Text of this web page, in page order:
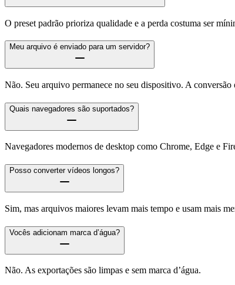
O preset padrão prioriza qualidade e a perda costuma ser
Meu arquivo é enviado para um servidor?
Não. Seu arquivo permanece no seu dispositivo. A conversão
Quais navegadores são suportados?
Navegadores modernos de desktop como Chrome, Edge e
Posso converter vídeos longos?
Sim, mas arquivos maiores levam mais tempo e usam mais
Vocês adicionam marca d’água?
Não. As exportações são limpas e sem marca d’água.